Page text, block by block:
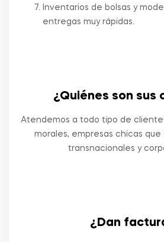
Inventarios de bolsas y
entregas muy rápidas.
¿Quiénes son sus
Atendemos a todo tipo de
morales, empresas chicas
transnacionales y
¿Dan